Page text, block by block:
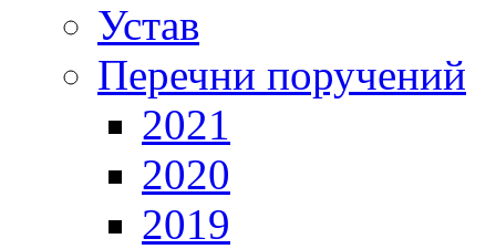
Устав
Перечни поручений
2021
2020
2019